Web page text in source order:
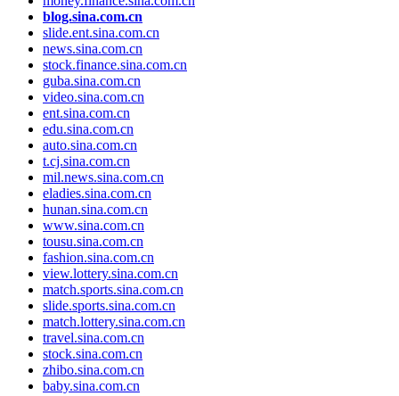
blog.sina.com.cn
slide.ent.sina.com.cn
news.sina.com.cn
stock.finance.sina.com.cn
guba.sina.com.cn
video.sina.com.cn
ent.sina.com.cn
edu.sina.com.cn
auto.sina.com.cn
t.cj.sina.com.cn
mil.news.sina.com.cn
eladies.sina.com.cn
hunan.sina.com.cn
www.sina.com.cn
tousu.sina.com.cn
fashion.sina.com.cn
view.lottery.sina.com.cn
match.sports.sina.com.cn
slide.sports.sina.com.cn
match.lottery.sina.com.cn
travel.sina.com.cn
stock.sina.com.cn
zhibo.sina.com.cn
baby.sina.com.cn